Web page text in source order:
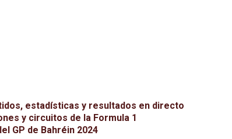
estadísticas y resultados en directo
y circuitos de la Formula 1
GP de Bahréin 2024